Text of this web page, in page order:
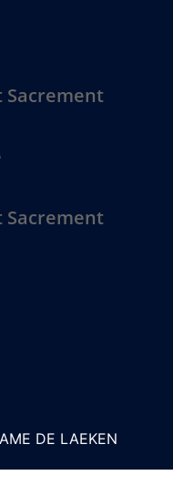
Sacrement
Sacrement
DE LAEKEN